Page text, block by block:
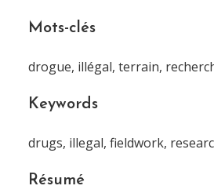
Mots-clés
drogue, illégal, terrain,
Keywords
drugs, illegal, fieldwork,
Résumé